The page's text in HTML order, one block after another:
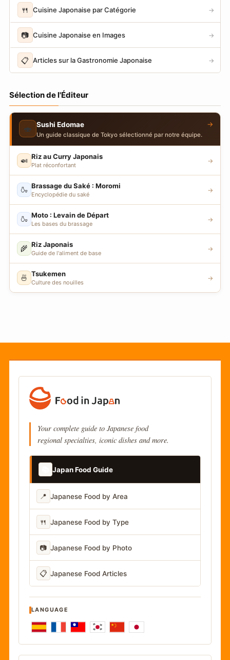
🍴 Cuisine Japonaise par Catégorie →
📷 Cuisine Japonaise en Images →
📋 Articles sur la Gastronomie Japonaise →
Sélection de l'Éditeur
🍣 Sushi Edomae
Un guide classique de Tokyo sélectionné par notre équipe.
→
🍛 Riz au Curry Japonais
Plat réconfortant
→
🍶 Brassage du Saké : Moromi
Encyclopédie du saké
→
🍶 Moto : Levain de Départ
Les bases du brassage
→
🌾 Riz Japonais
Guide de l'aliment de base
→
🍜 Tsukemen
Culture des nouilles
→
Your complete guide to Japanese food
regional specialties, iconic dishes and more.
Japan Food Guide
📍 Japanese Food by Area
🍴 Japanese Food by Type
📷 Japanese Food by Photo
📋 Japanese Food Articles
LANGUAGE